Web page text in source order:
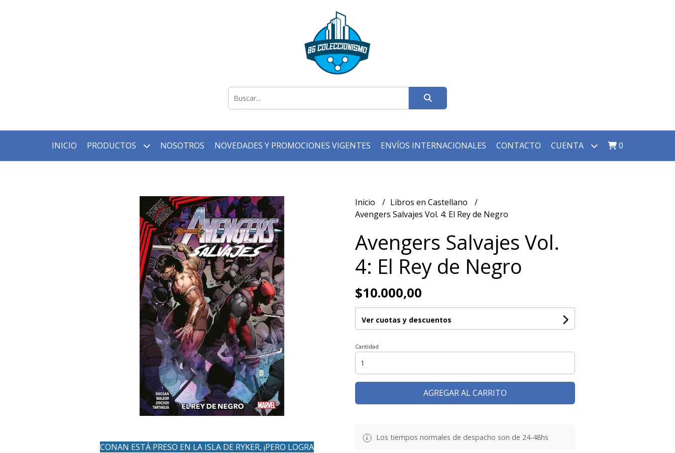
INICIO PRODUCTOS NOSOTROS NOVEDADES Y PROMOCIONES VIGENTES ENVÍOS INTERNACIONALES CONTACTO CUENTA 0
CONAN ESTÁ PRESO EN LA ISLA DE RYKER, ¡PERO LOGRA
Inicio
Libros en Castellano
Avengers Salvajes Vol. 4: El Rey de Negro
Avengers Salvajes Vol.
4: El Rey de Negro
$10.000,00
Ver cuotas y descuentos
Cantidad
AGREGAR AL CARRITO
Los tiempos normales de despacho son de 24-48hs